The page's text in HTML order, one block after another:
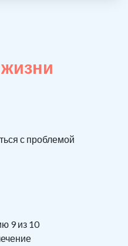
с проблемой
9 из 10